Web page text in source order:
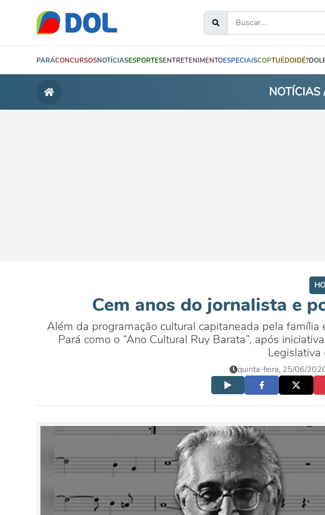
PARÁCONCURSOSNOTÍCIASESPORTESENTRETENIMENTOESPECIAISCOPTUÉDOIDÉ?
NOTÍCIAS
Cem anos do jornalista e
Além da programação cultural capitaneada pela
Pará como o “Ano Cultural Ruy Barata”, após
Legislativa
quinta-feira, 25/06/